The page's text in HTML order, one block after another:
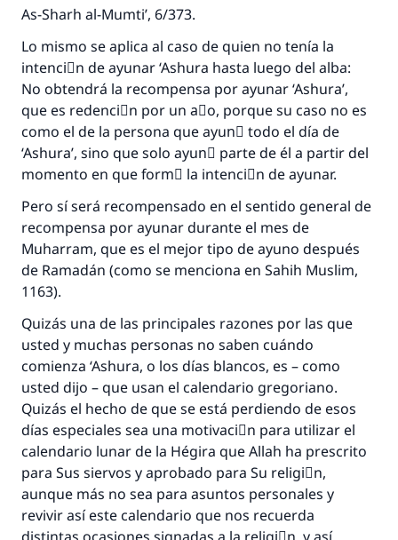
As-Sharh al-Mumti’, 6/373.
Lo mismo se aplica al caso de quien no tenía la
intenciَn de ayunar ‘Ashura hasta luego del alba:
No obtendrá la recompensa por ayunar ‘Ashura’,
que es redenciَn por un aٌo, porque su caso no es
como el de la persona que ayunَ todo el día de
‘Ashura’, sino que solo ayunَ parte de él a partir del
momento en que formَ la intenciَn de ayunar.
Pero sí será recompensado en el sentido general de
recompensa por ayunar durante el mes de
Muharram, que es el mejor tipo de ayuno después
de Ramadán (como se menciona en Sahih Muslim,
1163).
Quizás una de las principales razones por las que
usted y muchas personas no saben cuándo
comienza ‘Ashura, o los días blancos, es – como
usted dijo – que usan el calendario gregoriano.
Quizás el hecho de que se está perdiendo de esos
días especiales sea una motivaciَn para utilizar el
calendario lunar de la Hégira que Allah ha prescrito
para Sus siervos y aprobado para Su religiَn,
aunque más no sea para asuntos personales y
revivir así este calendario que nos recuerda
(MUSLIM, 1893)
Contribuir